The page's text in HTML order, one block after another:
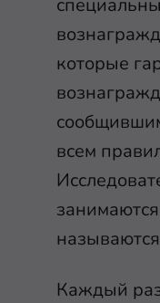
которые
всем
называются
Каждый